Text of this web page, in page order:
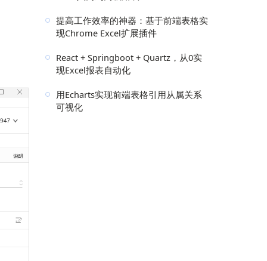
提高工作效率的神器：基于前端表格实
现Chrome Excel扩展插件
React + Springboot + Quartz，从0实
现Excel报表自动化
用Echarts实现前端表格引用从属关系
可视化